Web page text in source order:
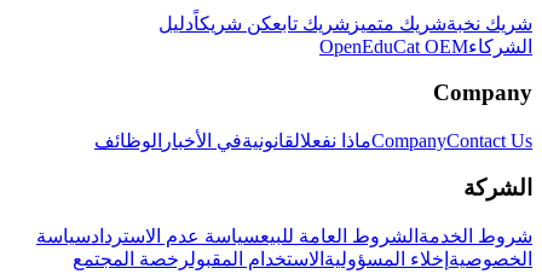
شريك نخبةشريك متميز شريك تابعكن شريكاًدليل
الشركاءOpenEduCat OEM
Company
CompanyContact Us ماذا نفعلالقانونيةفي الأخبار الوظائف
الشركة
شروط الخدمة الشروط العامة للبيعسياسة عدم الاستردادسياسة
الخصوصية إخلاء المسؤولية الاستخدام المقبولرخصة المجتمع